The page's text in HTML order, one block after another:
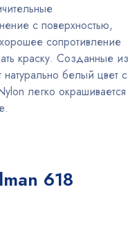
с поверхностью,
сопротивление
краску. Созданные из
белый цвет с
легко окрашивается
618